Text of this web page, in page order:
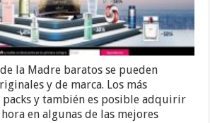
la Madre baratos se pueden
y de marca. Los más
packs y también es posible adquirir
en algunas de las mejores